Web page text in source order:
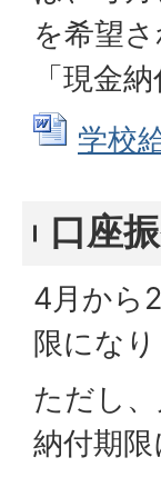
を希望
「現金
学校
口座
4月から
限になり
ただし
納付期限